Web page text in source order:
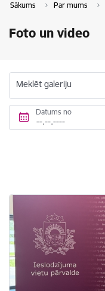
Sākums Par mums
Foto un video
Meklēt galeriju
Datums no